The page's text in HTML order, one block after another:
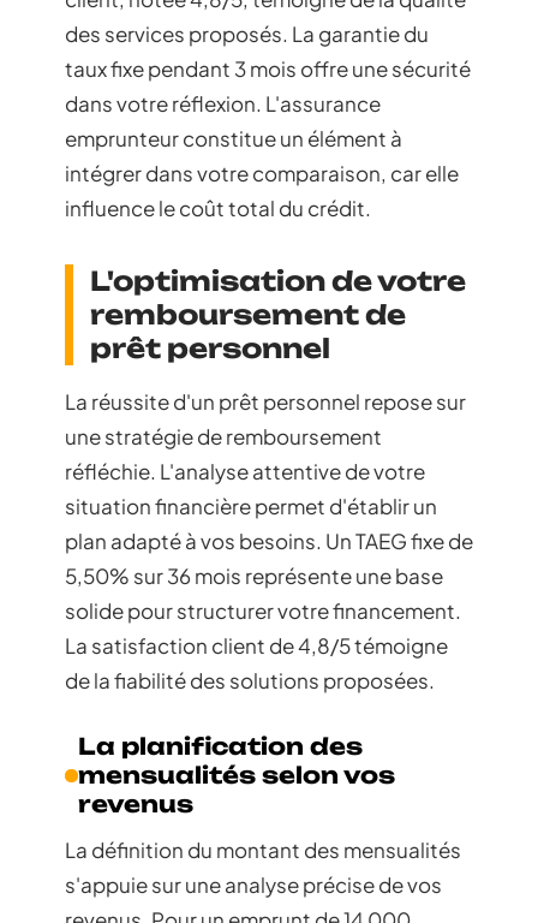
des services proposés. La garantie du
taux fixe pendant 3 mois offre une sécurité
dans votre réflexion. L'assurance
emprunteur constitue un élément à
intégrer dans votre comparaison, car elle
influence le coût total du crédit.
L'optimisation de votre
remboursement de
prêt personnel
La réussite d'un prêt personnel repose sur
une stratégie de remboursement
réfléchie. L'analyse attentive de votre
situation financière permet d'établir un
plan adapté à vos besoins. Un TAEG fixe de
5,50% sur 36 mois représente une base
solide pour structurer votre financement.
La satisfaction client de 4,8/5 témoigne
de la fiabilité des solutions proposées.
La planification des
mensualités selon vos
revenus
La définition du montant des mensualités
s'appuie sur une analyse précise de vos